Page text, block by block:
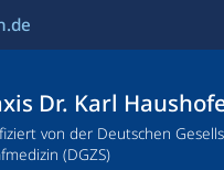
Dr. Karl
von der Deutschen
(DGZS)